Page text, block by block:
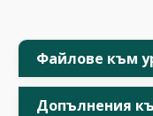
Файлове към
Допълнения